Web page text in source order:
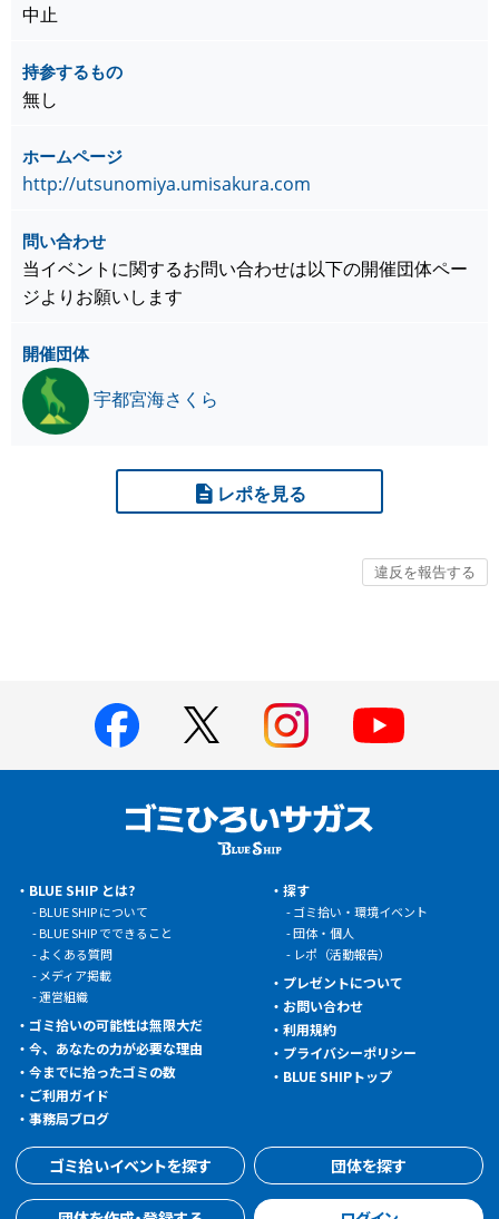
中止
持参するもの
無し
ホームページ
http://utsunomiya.umisakura.com
問い合わせ
当イベントに関するお問い合わせは以下の開催団体ペー
ジよりお願いします
開催団体
宇都宮海さくら
レポを見る
BLUE SHIP とは?
BLUE SHIP について
BLUE SHIP でできること
よくある質問
メディア掲載
運営組織
ゴミ拾いの可能性は無限大だ
今、あなたの力が必要な理由
今までに拾ったゴミの数
ご利用ガイド
事務局ブログ
探す
ゴミ拾い・環境イベント
団体・個人
レポ（活動報告）
プレゼントについて
お問い合わせ
利用規約
プライバシーポリシー
BLUE SHIPトップ
ゴミ拾いイベントを探す 団体を探す